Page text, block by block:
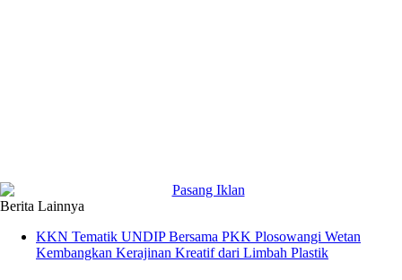
Berita Lainnya
KKN Tematik UNDIP Bersama PKK Plosowangi Wetan
Kembangkan Kerajinan Kreatif dari Limbah Plastik